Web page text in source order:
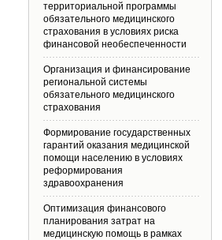
территориальной программы
обязательного медицинского
страхования в условиях риска
финансовой необеспеченности
Организация и финансирование
региональной системы
обязательного медицинского
страхования
Формирование государственных
гарантий оказания медицинской
помощи населению в условиях
реформирования
здравоохранения
Оптимизация финансового
планирования затрат на
медицинскую помощь в рамках